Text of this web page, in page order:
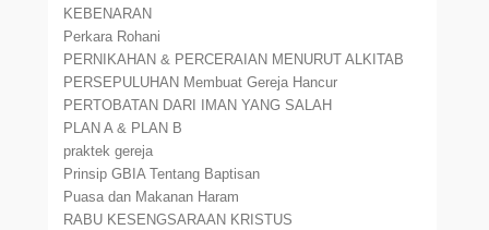
KEBENARAN
Perkara Rohani
PERNIKAHAN & PERCERAIAN MENURUT ALKITAB
PERSEPULUHAN Membuat Gereja Hancur
PERTOBATAN DARI IMAN YANG SALAH
PLAN A & PLAN B
praktek gereja
Prinsip GBIA Tentang Baptisan
Puasa dan Makanan Haram
RABU KESENGSARAAN KRISTUS